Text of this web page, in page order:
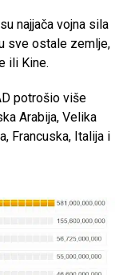
najjača vojna sila
sve ostale zemlje,
ili Kine.
potrošio više
Arabija, Velika
Francuska, Italija i